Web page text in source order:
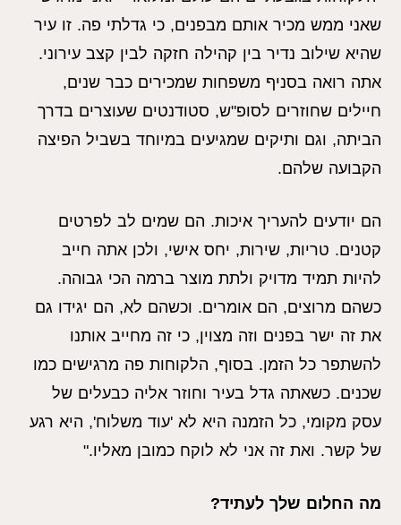
שאני ממש מכיר אותם מבפנים, כי גדלתי פה. זו עיר
שהיא שילוב נדיר בין קהילה חזקה לבין קצב עירוני.
אתה רואה בסניף משפחות שמכירים כבר שנים,
חיילים שחוזרים לסופ"ש, סטודנטים שעוצרים בדרך
הביתה, וגם ותיקים שמגיעים במיוחד בשביל הפיצה
הקבועה שלהם.
הם יודעים להעריך איכות. הם שמים לב לפרטים
קטנים. טריות, שירות, יחס אישי, ולכן אתה חייב
להיות תמיד מדויק ולתת מוצר ברמה הכי גבוהה.
כשהם מרוצים, הם אומרים. וכשהם לא, הם יגידו גם
את זה ישר בפנים וזה מצוין, כי זה מחייב אותנו
להשתפר כל הזמן. בסוף, הלקוחות פה מרגישים כמו
שכנים. כשאתה גדל בעיר וחוזר אליה כבעלים של
עסק מקומי, כל הזמנה היא לא 'עוד משלוח', היא רגע
של קשר. ואת זה אני לא לוקח כמובן מאליו."
מה החלום שלך לעתיד?